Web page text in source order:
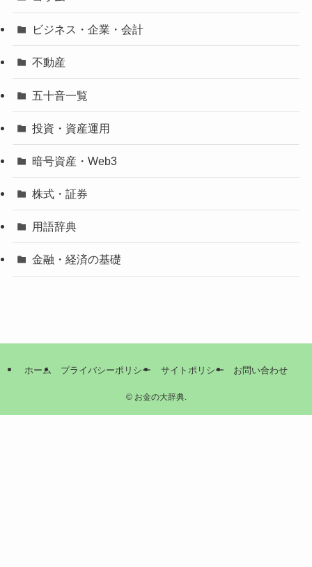
ビジネス・企業・会計
不動産
五十音一覧
投資・資産運用
暗号資産・Web3
株式・証券
用語辞典
金融・経済の基礎
ホーム プライバシーポリシー サイトポリシー お問い合わせ
©お金の大辞典.